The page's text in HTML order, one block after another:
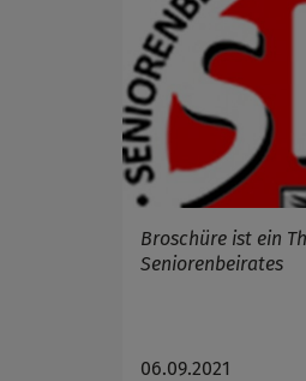
Broschüre ist ein
Seniorenbeirates
06.09.2021